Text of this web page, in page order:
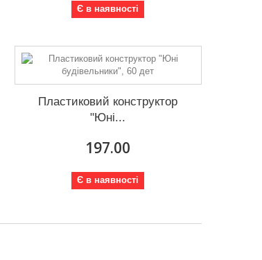
Є в наявності
Пластиковий конструктор
"Юні...
197.00
Є в наявності